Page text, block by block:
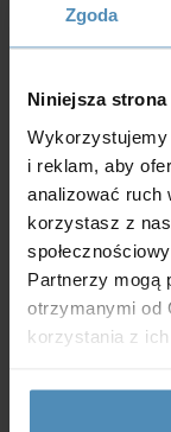
Zgoda
Niniejsza
i reklam, aby
analizować ruch
korzystasz z
Partnerzy mogą
otrzymanymi od
korzystania z ich
Quiet-S TP-
działania
oraz w timer